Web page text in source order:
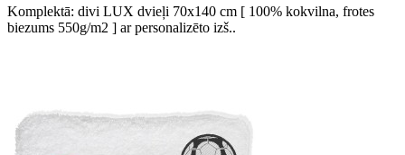
Komplektā: divi LUX dvieļi 70x140 cm [ 100% kokvilna, frotes
biezums 550g/m2 ] ar personalizēto izš..